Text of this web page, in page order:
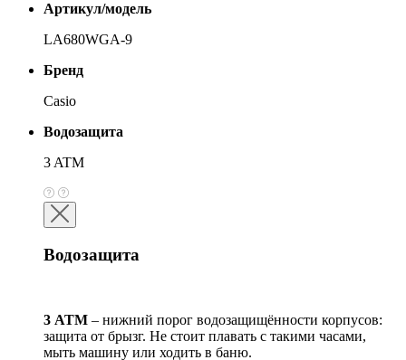
Артикул/модель
LA680WGA-9
Бренд
Casio
Водозащита
3 ATM
Водозащита
3 АТМ – нижний порог водозащищённости корпусов:
защита от брызг. Не стоит плавать с такими часами,
мыть машину или ходить в баню.